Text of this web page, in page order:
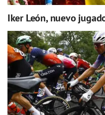
Iker León, nuevo